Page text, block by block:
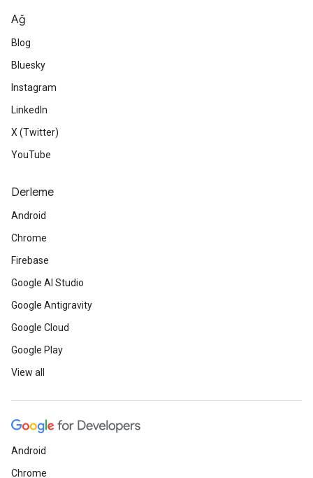
Ağ
Blog
Bluesky
Instagram
LinkedIn
X (Twitter)
YouTube
Derleme
Android
Chrome
Firebase
Google AI Studio
Google Antigravity
Google Cloud
Google Play
View all
Android
Chrome